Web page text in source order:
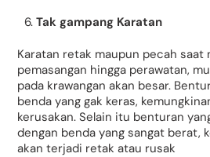
Tak gampang Karatan
Karatan retak maupun pecah saat
pemasangan hingga perawatan,
pada krawangan akan besar.
benda yang gak keras,
kerusakan. Selain itu benturan
dengan benda yang sangat berat,
akan terjadi retak atau rusak